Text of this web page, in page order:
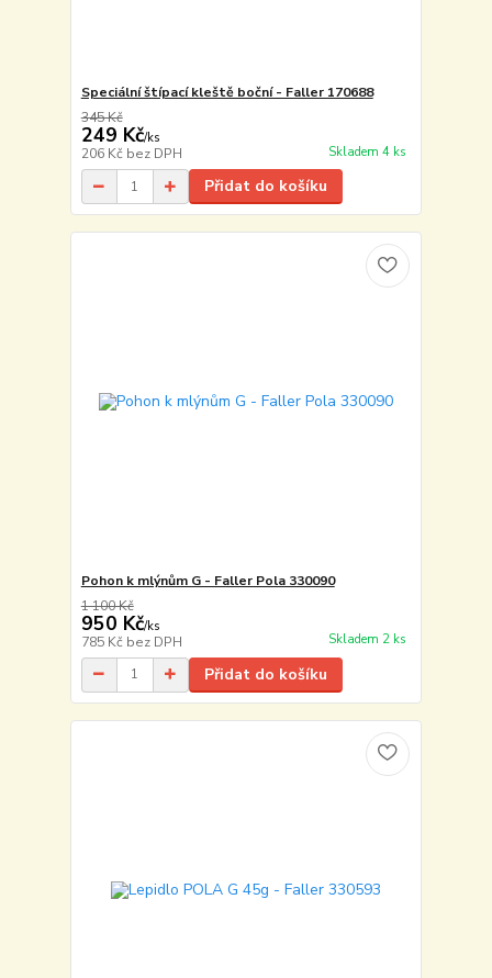
Speciální štípací kleště boční - Faller 170688
345 Kč
249 Kč/ks
206 Kč bez DPH Skladem 4 ks
Přidat do košíku
Pohon k mlýnům G - Faller Pola 330090
1 100 Kč
950 Kč/ks
785 Kč bez DPH Skladem 2 ks
Přidat do košíku